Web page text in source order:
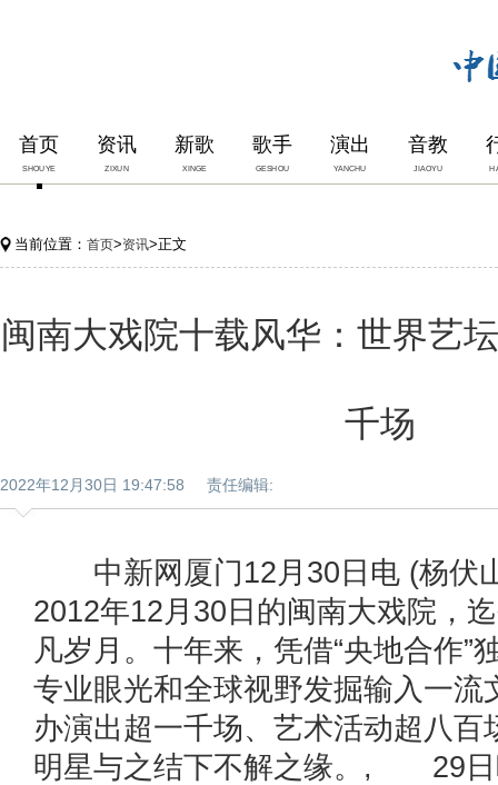
首页
SHOUYE
资讯
ZIXUN
新歌
XINGE
歌手
GESHOU
演出
YANCHU
音教
JIAOYU
当前位置： 首页>资讯>正文
闽南大戏院十载风华：世界艺
千场
2022年12月30日 19:47:58 责任编辑:
中新网厦门12月30日电 (杨伏
2012年12月30日的闽南大戏院，
凡岁月。十年来，凭借“央地合作”
专业眼光和全球视野发掘输入一流
办演出超一千场、艺术活动超八百
明星与之结下不解之缘。, 29日